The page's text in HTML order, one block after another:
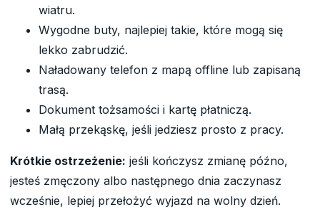
wiatru.
Wygodne buty, najlepiej takie, które mogą się
lekko zabrudzić.
Naładowany telefon z mapą offline lub zapisaną
trasą.
Dokument tożsamości i kartę płatniczą.
Małą przekąskę, jeśli jedziesz prosto z pracy.
Krótkie ostrzeżenie: jeśli kończysz zmianę późno,
jesteś zmęczony albo następnego dnia zaczynasz
wcześnie, lepiej przełożyć wyjazd na wolny dzień.